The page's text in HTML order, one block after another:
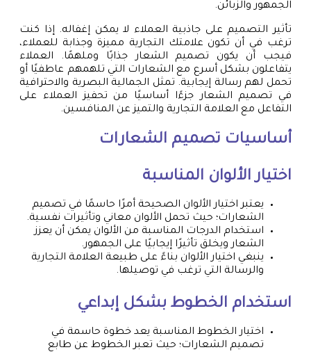
الجمهور والزبائن.
تأثير التصميم على جاذبية العملاء لا يمكن إغفاله. إذا كنت
ترغب في أن تكون علامتك التجارية مميزة وجذابة للعملاء،
فيجب أن يكون تصميم الشعار جذابًا وملهمًا. العملاء
يتفاعلون بشكل أسرع مع الشعارات التي تلهمهم عاطفيًا أو
تحمل لهم رسالة إيجابية. تمثل الجمالية البصرية والاحترافية
في تصميم الشعار جزءًا أساسيًا من تحفيز العملاء على
التفاعل مع العلامة التجارية والتميز عن المنافسين.
أساسيات تصميم الشعارات
اختيار الألوان المناسبة
يعتبر اختيار الألوان الصحيحة أمرًا حاسمًا في تصميم
الشعارات؛ حيث تحمل الألوان معاني وتأثيرات نفسية.
استخدام الدرجات المناسبة من الألوان يمكن أن يعزز
الشعار ويخلق تأثيرًا إيجابيًا على الجمهور.
ينبغي اختيار الألوان بناءً على طبيعة العلامة التجارية
والرسالة التي ترغب في توصيلها.
استخدام الخطوط بشكل إبداعي
اختيار الخطوط المناسبة يعد خطوة حاسمة في
تصميم الشعارات؛ حيث تعبر الخطوط عن طابع